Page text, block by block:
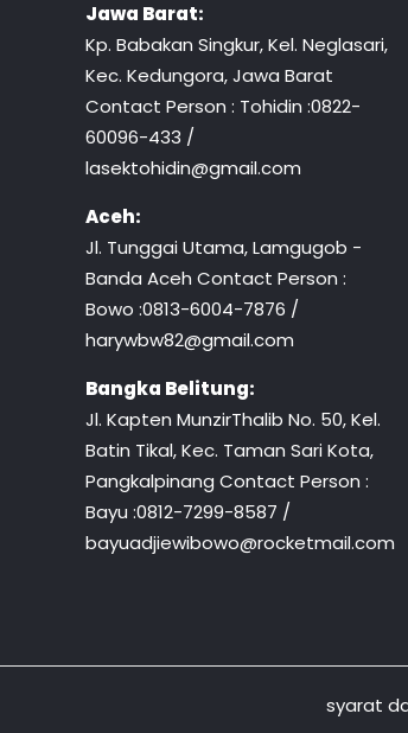
Jawa Barat:
Kp. Babakan Singkur, Kel. Neglasari,
Kec. Kedungora, Jawa Barat
Contact Person : Tohidin :0822-
60096-433 /
lasektohidin@gmail.com
Aceh:
Jl. Tunggai Utama, Lamgugob -
Banda Aceh Contact Person :
Bowo :0813-6004-7876 /
harywbw82@gmail.com
Bangka Belitung:
Jl. Kapten MunzirThalib No. 50, Kel.
Batin Tikal, Kec. Taman Sari Kota,
Pangkalpinang Contact Person :
Bayu :0812-7299-8587 /
bayuadjiewibowo@rocketmail.com
syarat